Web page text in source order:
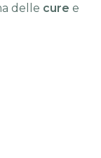
delle cure e